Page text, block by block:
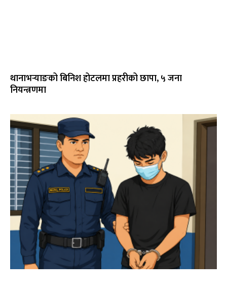
थानाभर्‍याङको बिनिश होटलमा प्रहरीको छापा, ५ जना
नियन्त्रणमा